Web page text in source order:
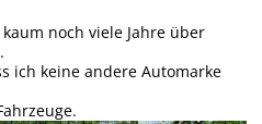
noch viele Jahre über
ich keine andere Automarke